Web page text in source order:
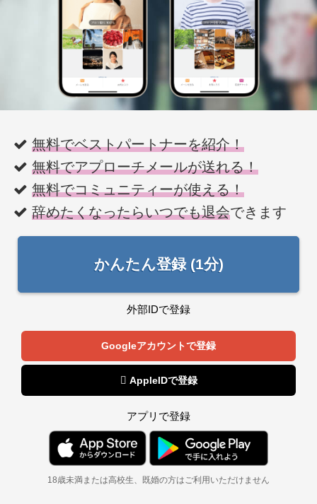
無料でベストパートナーを紹介！
無料でアプローチメールが送れる！
無料でコミュニティーが使える！
辞めたくなったらいつでも退会できます
かんたん登録 (1分)
外部IDで登録
Googleアカウントで登録
 AppleIDで登録
アプリで登録
18歳未満または高校生、既婚の方はご利用いただけません